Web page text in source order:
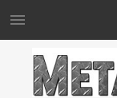
